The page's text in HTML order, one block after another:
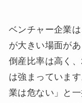
ベンチャー企業
が大きい場面が
倒産比率は高く
は強まっていま
業は危ない」と